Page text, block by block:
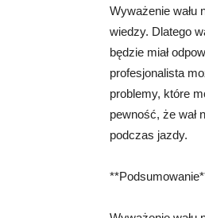
Wyważenie
wiedzy. Dlatego
będzie miał
profesjonalista
problemy, które
pewność, że wał
podczas jazdy.